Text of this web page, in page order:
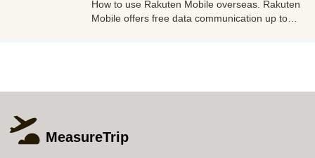
How to use Rakuten Mobile overseas. Rakuten
Mobile offers free data communication up to
MeasureTrip